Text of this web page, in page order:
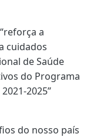
a
cuidados
de Saúde
do Programa
2025”
do nosso país